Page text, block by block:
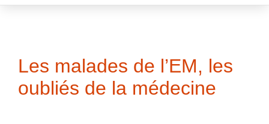
Les malades de l’EM, les
oubliés de la médecine